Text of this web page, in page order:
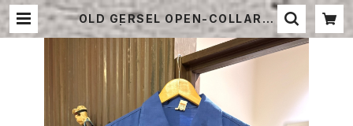
OLD GERSEL OPEN-COLLAR S
HIRT | STRAYSHEEP ONLINE